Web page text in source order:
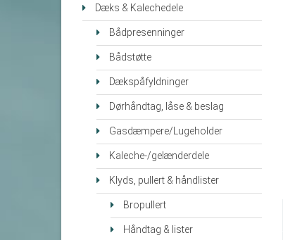
Dæks & Kalechedele
Bådpresenninger
Bådstøtte
Dækspåfyldninger
Dørhåndtag, låse & beslag
Gasdæmpere/Lugeholder
Kaleche-/gelænderdele
Klyds, pullert & håndlister
Bropullert
Håndtag & lister